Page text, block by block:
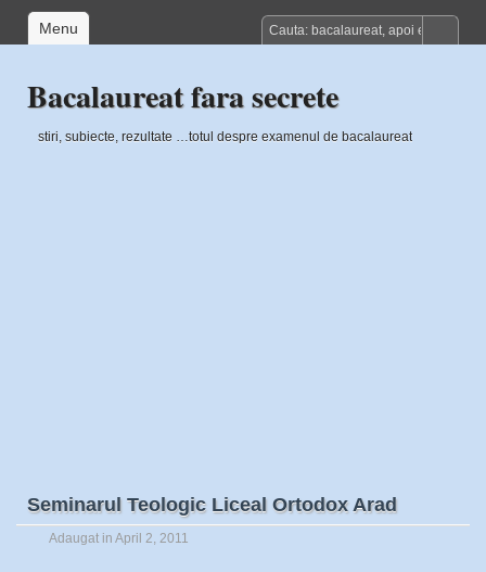
Menu
Bacalaureat fara secrete
stiri, subiecte, rezultate …totul despre examenul de bacalaureat
Seminarul Teologic Liceal Ortodox Arad
Adaugat in April 2, 2011